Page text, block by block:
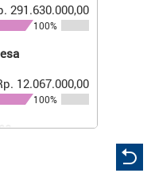
Desa...
291.630.000,00
100%
12.067.000,00
100%